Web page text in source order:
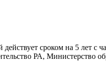
сроком на 5 лет с
РА, Министерство